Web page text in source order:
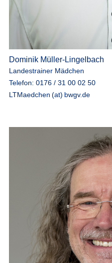
Dominik Müller-Lingelbach
Landestrainer Mädchen
Telefon: 0176 / 31 00 02 50
LTMaedchen (at) bwgv.de